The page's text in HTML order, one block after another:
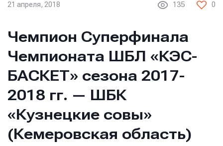
21 апреля, 2018 135 0
Чемпион Суперфинала
Чемпионата ШБЛ «КЭС-
БАСКЕТ» сезона 2017-
2018 гг. — ШБК
«Кузнецкие совы»
(Кемеровская область)